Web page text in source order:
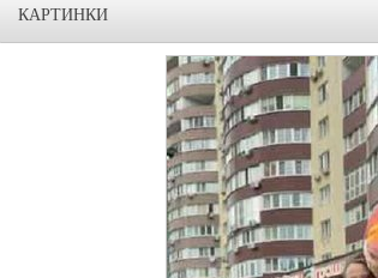
КАРТИНКИ